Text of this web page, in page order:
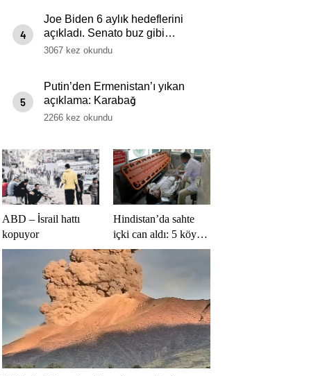
4
Joe Biden 6 aylık hedeflerini
açıkladı. Senato buz gibi…
3067 kez okundu
5
Putin’den Ermenistan’ı yıkan
açıklama: Karabağ
Azerbaycan’ın ayrılmaz bir
2266 kez okundu
ABD – İsrail hattı
kopuyor
Hindistan’da sahte
içki can aldı: 5 köyde
alarm verildi